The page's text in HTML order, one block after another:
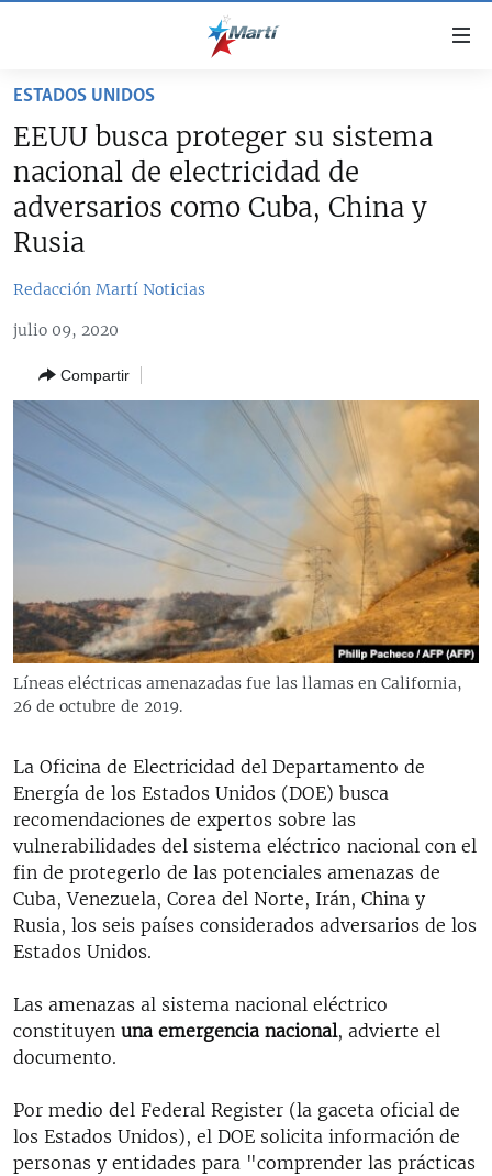
accesibilidad
contenido
principal
principal
la
búsqueda
CUBA
DERECHOS HUMANOS
SOBRE CUBA
ESTADOS UNIDOS
ESTADOS UNIDOS
AMÉRICA LATINA
OPINIÓN GRÁFICA
AUDIOVISUALES MARTÍ
RADIO MARTÍ
ESPECIALES
LA REALIDAD DE LA VIVIENDA EN CUBA
KENTU-CUBANO
DESINFORMACIÓN RUSA EN AMÉRICA LATINA
LA INVASIÓN DE RUSIA A UCRANIA
EDITORIALES
SÍGUENOS
ESTADOS UNIDOS
EEUU busca proteger su sistema
nacional de electricidad de
adversarios como Cuba, China y
Rusia
Redacción Martí Noticias
julio 09, 2020
Compartir
Líneas eléctricas amenazadas fue las llamas en California,
26 de octubre de 2019.
La Oficina de Electricidad del Departamento de
Energía de los Estados Unidos (DOE) busca
recomendaciones de expertos sobre las
vulnerabilidades del sistema eléctrico nacional con el
fin de protegerlo de las potenciales amenazas de
Cuba, Venezuela, Corea del Norte, Irán, China y
Rusia, los seis países considerados adversarios de los
Estados Unidos.
Las amenazas al sistema nacional eléctrico
constituyen una emergencia nacional, advierte el
documento.
Por medio del Federal Register (la gaceta oficial de
los Estados Unidos), el DOE solicita información de
personas y entidades para "comprender las prácticas